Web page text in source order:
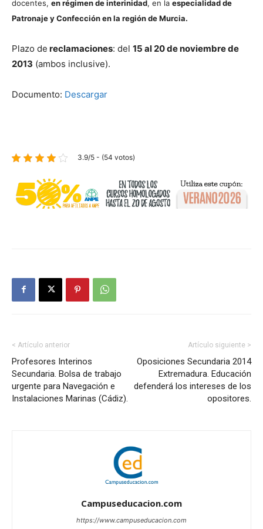
docentes, en régimen de interinidad, en la especialidad de
Patronaje y Confección en la región de Murcia.
Plazo de reclamaciones: del 15 al 20 de noviembre de
2013 (ambos inclusive).
Documento: Descargar
3.9/5 - (54 votos)
< Artículo anterior
Profesores Interinos
Secundaria. Bolsa de trabajo
urgente para Navegación e
Instalaciones Marinas (Cádiz).
Artículo siguiente >
Oposiciones Secundaria 2014
Extremadura. Educación
defenderá los intereses de los
opositores.
Campuseducacion.com
https://www.campuseducacion.com